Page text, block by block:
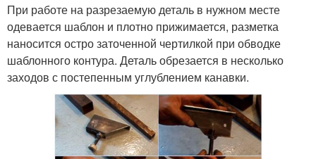
При работе на разрезаемую деталь в нужном месте
одевается шаблон и плотно прижимается, разметка
наносится остро заточенной чертилкой при обводке
шаблонного контура. Деталь обрезается в несколько
заходов с постепенным углублением канавки.